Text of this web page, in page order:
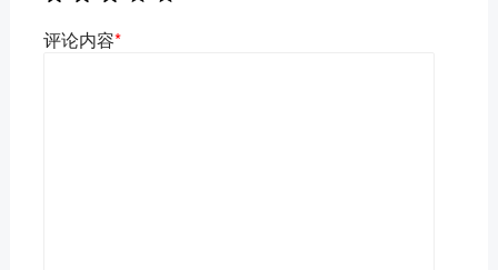
评论内容*